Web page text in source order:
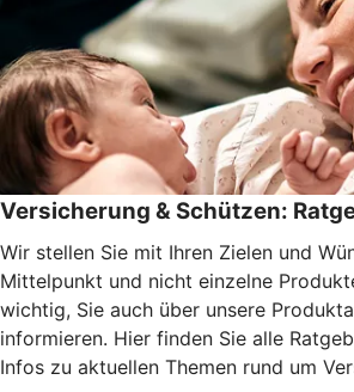
Versicherung & Schützen:
Wir stellen Sie mit Ihren Zielen und
Mittelpunkt und nicht einzelne
wichtig, Sie auch über unsere
informieren. Hier finden Sie alle
Infos zu aktuellen Themen rund um